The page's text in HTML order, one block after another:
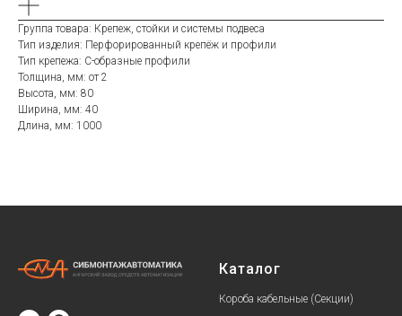
Группа товара: Крепеж, стойки и системы подвеса
Тип изделия: Перфорированный крепёж и профили
Тип крепежа: С-образные профили
Толщина, мм: от 2
Высота, мм: 80
Ширина, мм: 40
Длина, мм: 1000
Каталог
Короба кабельные (Секции)